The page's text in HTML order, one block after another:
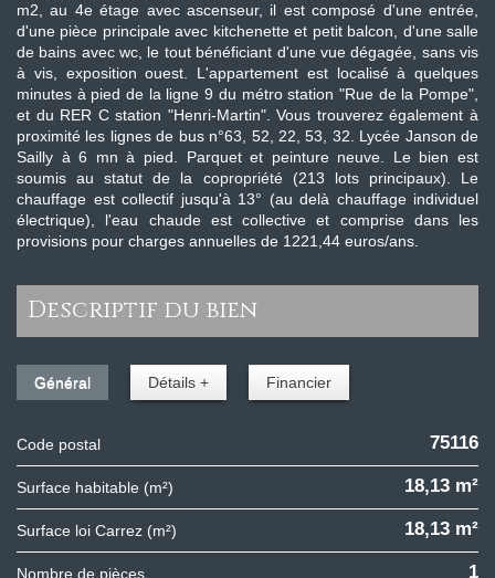
m2, au 4e étage avec ascenseur, il est composé d'une entrée,
d'une pièce principale avec kitchenette et petit balcon, d'une salle
de bains avec wc, le tout bénéficiant d'une vue dégagée, sans vis
à vis, exposition ouest. L'appartement est localisé à quelques
minutes à pied de la ligne 9 du métro station "Rue de la Pompe",
et du RER C station "Henri-Martin". Vous trouverez également à
proximité les lignes de bus n°63, 52, 22, 53, 32. Lycée Janson de
Sailly à 6 mn à pied. Parquet et peinture neuve. Le bien est
soumis au statut de la copropriété (213 lots principaux). Le
chauffage est collectif jusqu'à 13° (au delà chauffage individuel
électrique), l'eau chaude est collective et comprise dans les
provisions pour charges annuelles de 1221,44 euros/ans.
descriptif du bien
Général Détails + Financier
Code postal 75116
Surface habitable (m²) 18,13 m²
Surface loi Carrez (m²) 18,13 m²
Nombre de pièces 1